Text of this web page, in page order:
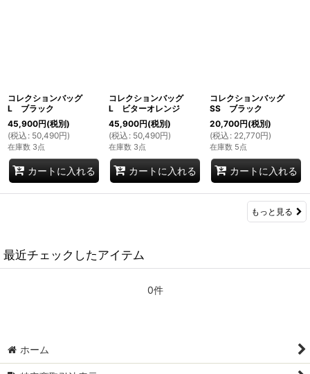
コレクションバッグ
L ブラック
45,900円(税別)
(税込 : 50,490円)
在庫数 3点
カートに入れる
コレクションバッグ
L ビターオレンジ
45,900円(税別)
(税込 : 50,490円)
在庫数 3点
カートに入れる
コレクションバッグ
SS ブラック
20,700円(税別)
(税込 : 22,770円)
在庫数 5点
カートに入れる
もっと見る
最近チェックしたアイテム
0件
ホーム